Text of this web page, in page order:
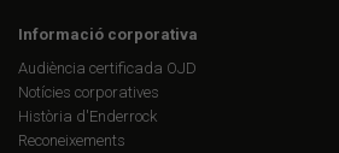
Informació corporativa
Audiència certificada OJD
Notícies corporatives
Història d'Enderrock
Reconeixements